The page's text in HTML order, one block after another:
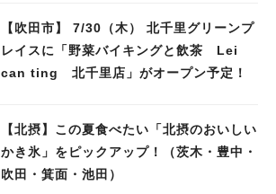
【吹田市】 7/30（木） 北千里グリーンプ
レイスに「野菜バイキングと飲茶 Lei
can ting 北千里店」がオープン予定！
【北摂】この夏食べたい「北摂のおいしい
かき氷」をピックアップ！（茨木・豊中・
吹田・箕面・池田）